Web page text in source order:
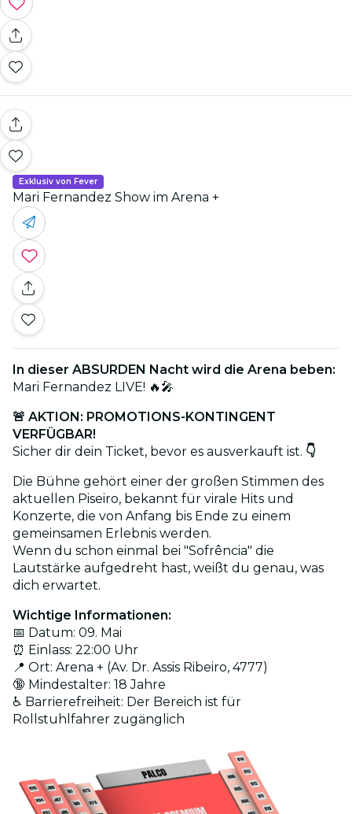
Exklusiv von Fever
Mari Fernandez Show im Arena +
In dieser ABSURDEN Nacht wird die Arena beben:
Mari Fernandez LIVE! 🔥🎤
🚨 AKTION: PROMOTIONS-KONTINGENT
VERFÜGBAR!
Sicher dir dein Ticket, bevor es ausverkauft ist. 👇
Die Bühne gehört einer der großen Stimmen des
aktuellen Piseiro, bekannt für virale Hits und
Konzerte, die von Anfang bis Ende zu einem
gemeinsamen Erlebnis werden.
Wenn du schon einmal bei "Sofrência" die
Lautstärke aufgedreht hast, weißt du genau, was
dich erwartet.
Wichtige Informationen:
📅 Datum: 09. Mai
⏰ Einlass: 22:00 Uhr
📍 Ort: Arena + (Av. Dr. Assis Ribeiro, 4777)
🔞 Mindestalter: 18 Jahre
♿ Barrierefreiheit: Der Bereich ist für
Rollstuhlfahrer zugänglich